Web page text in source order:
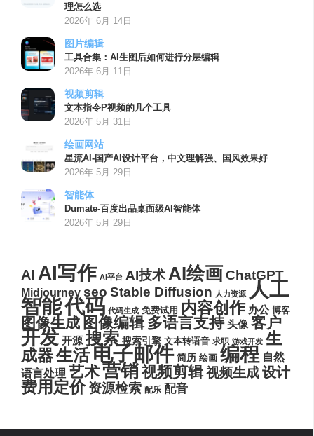
理怎么选
2026年 6月 14日
图片编辑
工具合集：AI生图后如何进行分层编辑
2026年 6月 11日
视频剪辑
文本指令P视频的几个工具
2026年 5月 31日
绘画网站
星流AI-国产AI设计平台，中文理解强、国风效果好
2026年 5月 29日
智能体
Dumate-百度出品桌面级AI智能体
2026年 5月 29日
AI AI写作 AI平台 AI技术 AI绘画ChatGPT
Midjourney seo Stable Diffusion 人力资源 人工
智能代码 代码生成 免费试用 内容创作 办公 博客
图像生成 图像编辑 多语言支持 头像 客户
开发 开源 搜索 搜索引擎 文本转语音 求职 游戏开发 生
成器生活电子邮件 简历 绘画 编程 自然
语言处理 艺术营销视频剪辑视频生成设计
费用定价 资源检索 配乐 配音